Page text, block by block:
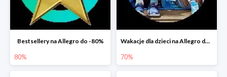
Bestsellery na Allegro do -80%
80%
Wakacje dla dzieci na Allegro do -70%
70%